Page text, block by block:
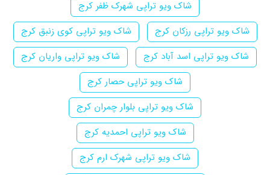
شاک ویو تراپی شهرک ظفر کرج
شاک ویو تراپی رزکان کرج
شاک ویو تراپی کوی زنبق کرج
شاک ویو تراپی اسد آباد کرج
شاک ویو تراپی واریان کرج
شاک ویو تراپی حصار کرج
شاک ویو تراپی بلوار چمران کرج
شاک ویو تراپی احمدیه کرج
شاک ویو تراپی شهرک ارم کرج